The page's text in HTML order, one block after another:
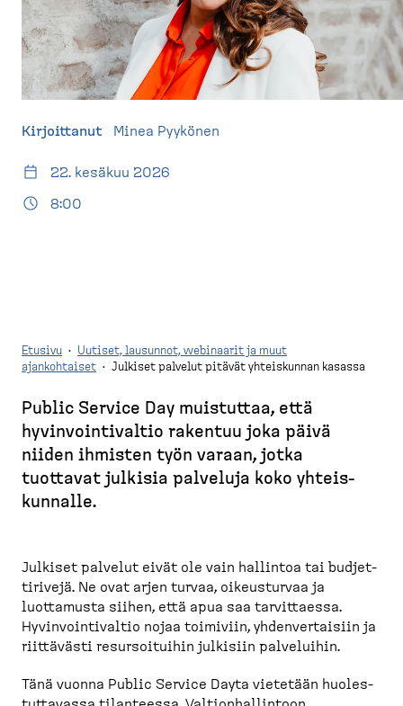
u
s
i
v
e
k
t
p
)
Kirjoittanut Minea Pyykönen
22. kesäkuu 2026
8:00
M
u
u
p
k
u
Etusivu ·
Uutiset, lausunnot, webinaarit ja muut
ajankohtaiset · Julkiset palvelut pitävät yhteiskunnan kasassa
Public Service Day muistuttaa, että
hyvinvoin­ti­valtio rakentuu joka päivä
niiden ihmisten työn varaan, jotka
tuottavat julkisia palveluja koko yhteis­
kunnalle.
Julkiset palvelut eivät ole vain hallintoa tai budjet­
ti­rivejä. Ne ovat arjen turvaa, oikeus­turvaa ja
luottamusta siihen, että apua saa tarvit­taessa.
Hyvinvoin­ti­valtio nojaa toimiviin, yhdenver­taisiin ja
riittävästi resursoi­tuihin julkisiin palveluihin.
Tänä vuonna Public Service Dayta vietetään huoles­